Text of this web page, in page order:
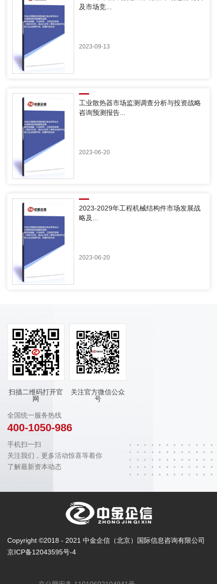
及市场竞...
2023-09-13
工业散热器市场监测调查分析与投资战略
咨询预测报告...
2023-06-20
2023-2029年工程机械结构件市场发展战
略及...
2023-06-20
扫描二维码打开官
网
关注官方微信公众
号
全国统一服务热线
400-1050-986
手机扫一扫
关注我们，更多活动惊喜等着你
了解最新资本动态
Copyright ©2018 - 2021 中金企信（北京）国际信息咨询有限公司
京ICP备12043595号-4